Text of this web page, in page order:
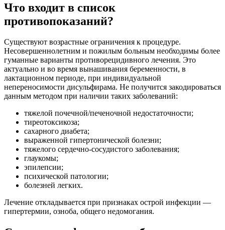
Что входит в список
противопоказаний?
Существуют возрастные ограничения к процедуре.
Несовершеннолетним и пожилым больным необходимы более
гуманные варианты противорецидивного лечения. Это
актуально и во время вынашивания беременности, в
лактационном периоде, при индивидуальной
непереносимости дисульфирама. Не получится закодироваться
данным методом при наличии таких заболеваний:
тяжелой почечной/печеночной недостаточности;
тиреотоксикоза;
сахарного диабета;
выраженной гипертонической болезни;
тяжелого сердечно-сосудистого заболевания;
глаукомы;
эпилепсии;
психической патологии;
болезней легких.
Лечение откладывается при признаках острой инфекции —
гипертермии, озноба, общего недомогания.